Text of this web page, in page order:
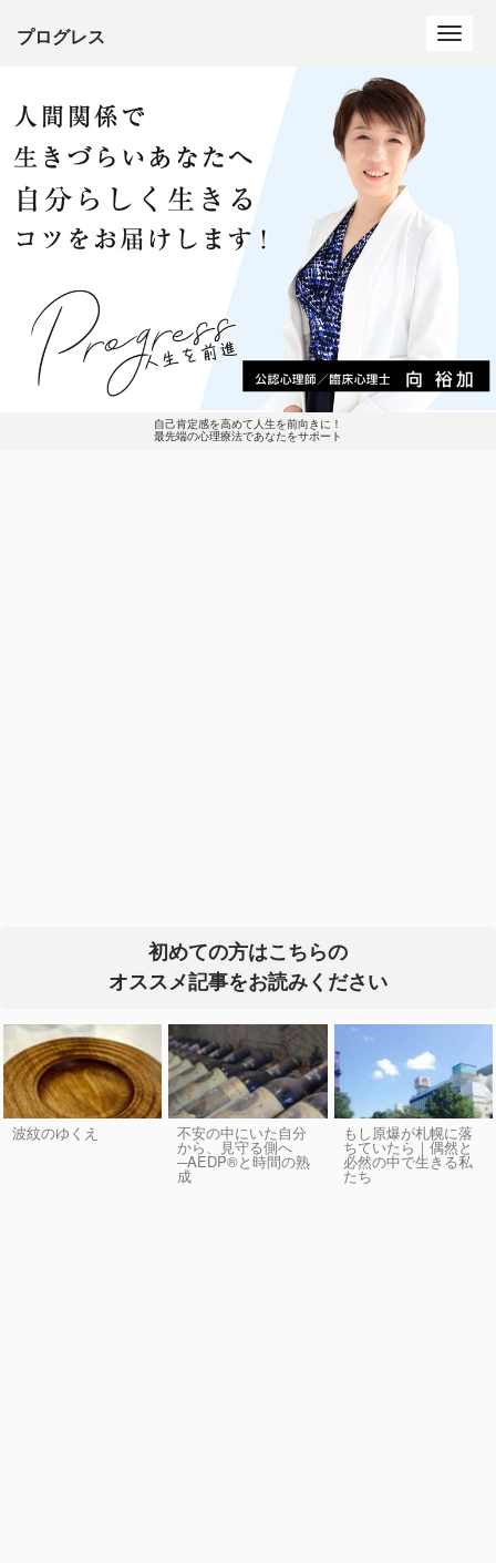
自己肯定感を高めて人生を前向きに！
最先端の心理療法であなたをサポート
プログレス
初めての方はこちらの
オススメ記事をお読みください
波紋のゆくえ 不安の中にいた自分
から、見守る側へ
─AEDP®︎と時間の熟
成
もし原爆が札幌に落
ちていたら｜偶然と
必然の中で生きる私
たち